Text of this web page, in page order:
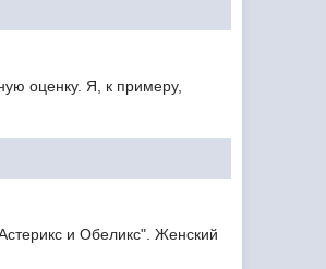
оценку. Я, к примеру,
и Обеликс". Женский